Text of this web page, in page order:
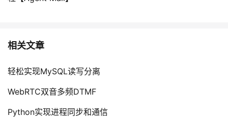
相关文章
轻松实现MySQL读写分离
WebRTC双音多频DTMF
Python实现进程同步和通信